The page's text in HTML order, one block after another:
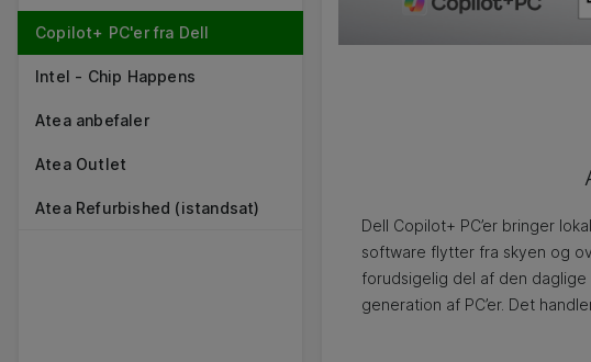
Copilot+ PC'er fra Dell
Intel - Chip Happens
Atea anbefaler
Atea Outlet
Atea Refurbished (istandsat)
Dell Copilot+ PC’er bringer
software flytter fra skyen og
forudsigelig del af den daglige
generation af PC’er. Det